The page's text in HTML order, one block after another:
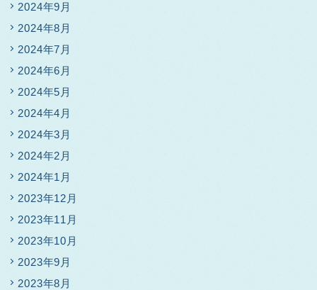
2024年9月
2024年8月
2024年7月
2024年6月
2024年5月
2024年4月
2024年3月
2024年2月
2024年1月
2023年12月
2023年11月
2023年10月
2023年9月
2023年8月